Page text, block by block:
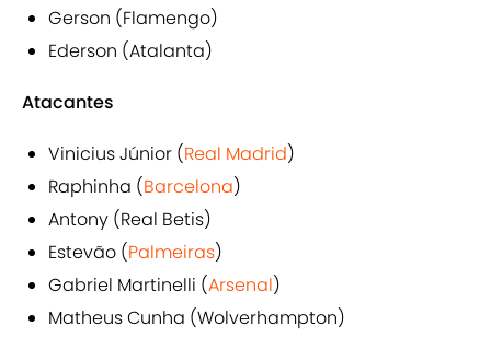
Gerson (Flamengo)
Ederson (Atalanta)
Atacantes
Vinicius Júnior (Real Madrid)
Raphinha (Barcelona)
Antony (Real Betis)
Estevão (Palmeiras)
Gabriel Martinelli (Arsenal)
Matheus Cunha (Wolverhampton)